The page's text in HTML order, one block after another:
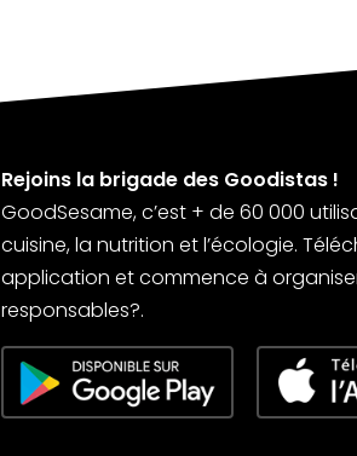
Rejoins la brigade des Goodistas !
GoodSesame, c’est + de 60 000
cuisine, la nutrition et l’écologie.
application et commence à
responsables?.